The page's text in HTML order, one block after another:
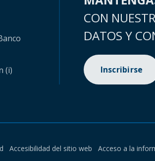
(i)
CON
DATOS Y
Inscribirse
Accesibilidad del sitio web Acceso a la